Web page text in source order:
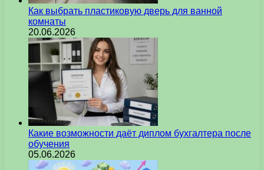
Как выбрать пластиковую дверь для ванной
комнаты
20.06.2026
Какие возможности даёт диплом бухгалтера после
обучения
05.06.2026